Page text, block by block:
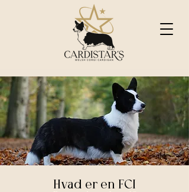
Hvad er en FCI